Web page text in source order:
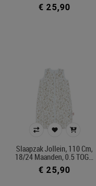
€ 25,90
Slaapzak Jollein, 110 Cm,
18/24 Maanden, 0.5 TOG…
€ 25,90